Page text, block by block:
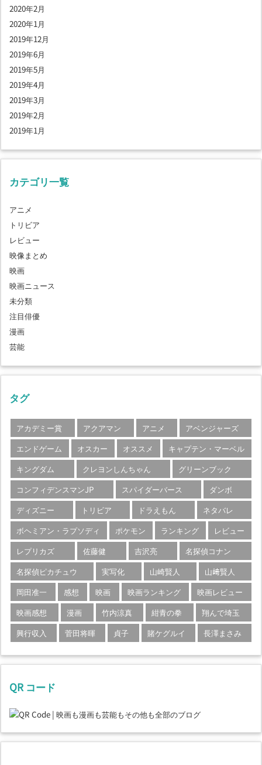
2020年2月
2020年1月
2019年12月
2019年6月
2019年5月
2019年4月
2019年3月
2019年2月
2019年1月
カテゴリ一覧
アニメ
トリビア
レビュー
映像まとめ
映画
映画ニュース
未分類
注目俳優
漫画
芸能
タグ
アカデミー賞 アクアマン アニメ
アベンジャーズ
エンドゲーム
オスカー オススメ
キャプテン・マーベル
キングダム
クレヨンしんちゃん
グリーンブック
コンフィデンスマンJP
スパイダーバース
ダンボ
ディズニー
トリビア ドラえもん
ネタバレ
ボヘミアン・ラプソディ
ポケモン ランキング
レビュー
レプリカズ
佐藤健 吉沢亮
名探偵コナン
名探偵ピカチュウ
実写化 山崎賢人
山﨑賢人
岡田准一
感想 映画 映画ランキング
映画レビュー
映画感想
漫画 竹内涼真 紺青の拳
翔んで埼玉
興行収入
菅田将暉 貞子 賭ケグルイ 長澤まさみ
QR コード